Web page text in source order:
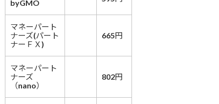
byGMO
マネーパート
ナーズ(パート
ナーＦＸ)
665円
マネーパート
ナーズ
（nano）
802円